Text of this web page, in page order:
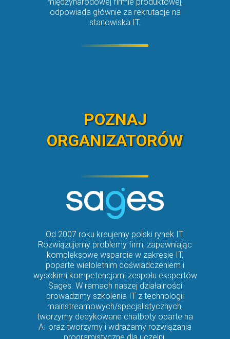
odpowiada głównie za rekrutacje na
stanowiska IT.
POZNAJ
ORGANIZATORÓW
Od 2007 roku kreujemy polski rynek IT.
Rozwiązujemy problemy firm, zapewniając
kompleksowe wsparcie w zakresie IT,
poparte wieloletnim doświadczeniem i
wysokimi kompetencjami zespołu ekspertów
Sages. W ramach naszej działalności
prowadzimy szkolenia IT z technologii
mainstreamowych/specjalistycznych,
tworzymy dedykowane chatboty oparte na
AI oraz tworzymy i wdrażamy rozwiązania